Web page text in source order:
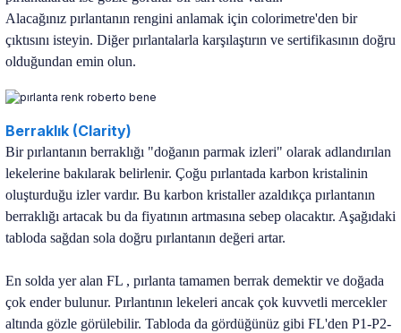
Alacağınız pırlantanın rengini anlamak için colorimetre'den bir
çıktısını isteyin. Diğer pırlantalarla karşılaştırın ve sertifikasının doğru
olduğundan emin olun.
Berraklık (Clarity)
Bir pırlantanın berraklığı "doğanın parmak izleri" olarak adlandırılan
lekelerine bakılarak belirlenir. Çoğu pırlantada karbon kristalinin
oluşturduğu izler vardır. Bu karbon kristaller azaldıkça pırlantanın
berraklığı artacak bu da fiyatının artmasına sebep olacaktır. Aşağıdaki
tabloda sağdan sola doğru pırlantanın değeri artar.
En solda yer alan FL , pırlanta tamamen berrak demektir ve doğada
çok ender bulunur. Pırlantının lekeleri ancak çok kuvvetli mercekler
altında gözle görülebilir. Tabloda da gördüğünüz gibi FL'den P1-P2-